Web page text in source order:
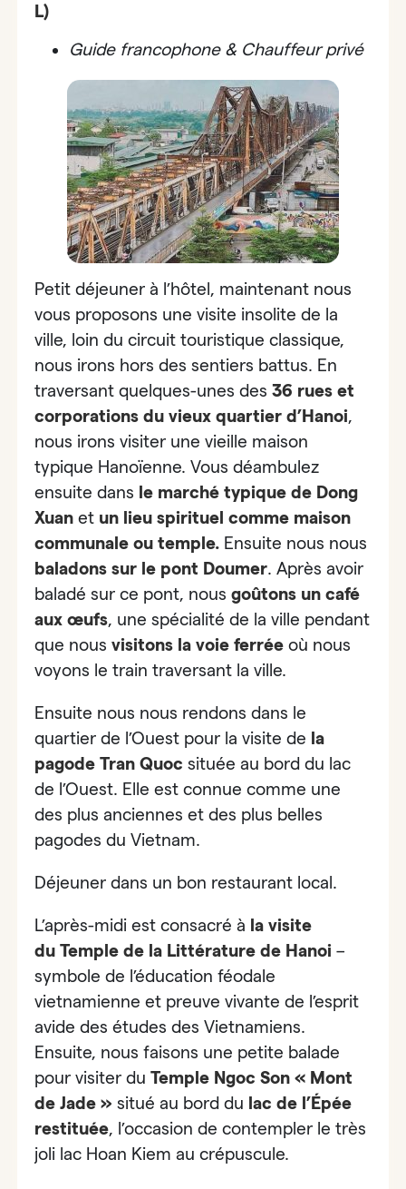
L)
Guide francophone & Chauffeur privé
Petit déjeuner à l’hôtel, maintenant nous
vous proposons une visite insolite de la
ville, loin du circuit touristique classique,
nous irons hors des sentiers battus. En
traversant quelques-unes des 36 rues et
corporations du vieux quartier d’Hanoi,
nous irons visiter une vieille maison
typique Hanoïenne. Vous déambulez
ensuite dans le marché typique de Dong
Xuan et un lieu spirituel comme maison
communale ou temple. Ensuite nous nous
baladons sur le pont Doumer. Après avoir
baladé sur ce pont, nousgoûtons uncafé
aux œufs, une spécialité de la ville pendant
que nousvisitons la voie ferrée où nous
voyons le train traversant la ville.
Ensuite nous nous rendons dans le
quartier de l’Ouest pour la visite de la
pagode Tran Quoc située au bord du lac
de l’Ouest. Elle est connue comme une
des plus anciennes et des plus belles
pagodes du Vietnam.
Déjeuner dans un bon restaurant local.
L’après-midi est consacré à la visite
duTemple de la Littérature de Hanoi–
symbole de l’éducation féodale
vietnamienne et preuve vivante de l’esprit
avide des études des Vietnamiens.
Ensuite, nous faisons une petite balade
pour visiter duTemple Ngoc Son « Mont
de Jade » situé au bord du lac de l’Épée
restituée, l’occasion de contempler le très
joli lac Hoan Kiem au crépuscule.